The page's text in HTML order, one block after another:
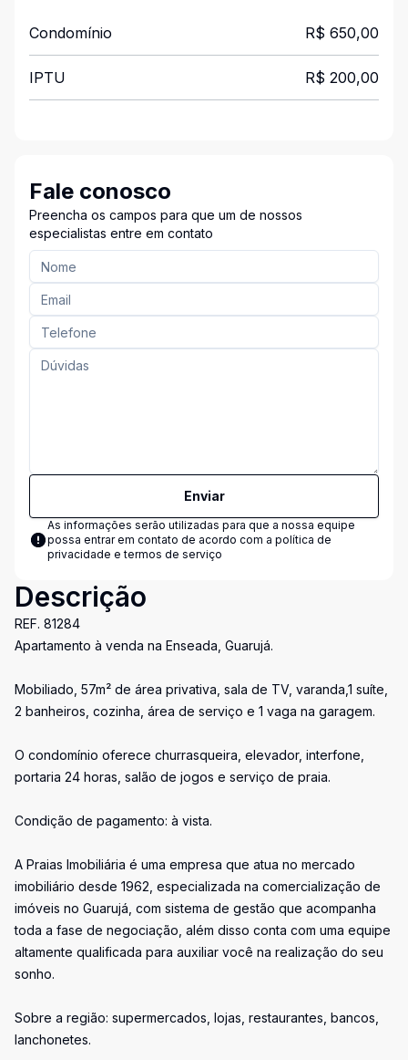
Condomínio R$ 650,00
IPTU R$ 200,00
Fale conosco
Preencha os campos para que um de nossos
especialistas entre em contato
Enviar
As informações serão utilizadas para que a nossa equipe
possa entrar em contato de acordo com a política de
privacidade e termos de serviço
Descrição
REF. 81284
Apartamento à venda na Enseada, Guarujá.
Mobiliado, 57m² de área privativa, sala de TV, varanda,1 suíte,
2 banheiros, cozinha, área de serviço e 1 vaga na garagem.
O condomínio oferece churrasqueira, elevador, interfone,
portaria 24 horas, salão de jogos e serviço de praia.
Condição de pagamento: à vista.
A Praias Imobiliária é uma empresa que atua no mercado
imobiliário desde 1962, especializada na comercialização de
imóveis no Guarujá, com sistema de gestão que acompanha
toda a fase de negociação, além disso conta com uma equipe
altamente qualificada para auxiliar você na realização do seu
sonho.
Sobre a região: supermercados, lojas, restaurantes, bancos,
lanchonetes.